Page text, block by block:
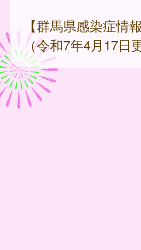
【群馬県感染症情
（令和7年4月17日